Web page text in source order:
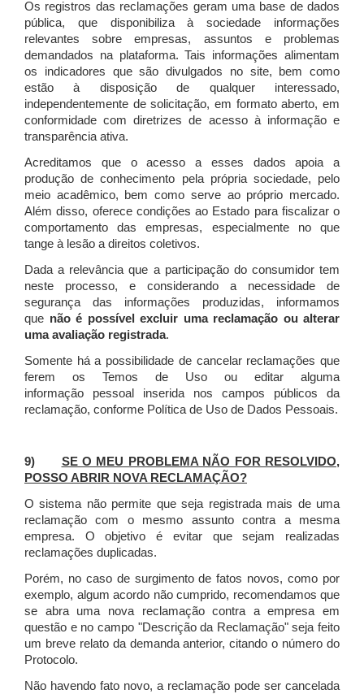
Os registros das reclamações geram uma base de dados
pública, que disponibiliza à sociedade informações
relevantes sobre empresas, assuntos e problemas
demandados na plataforma. Tais informações alimentam
os indicadores que são divulgados no site, bem como
estão à disposição de qualquer interessado,
independentemente de solicitação, em formato aberto, em
conformidade com diretrizes de acesso à informação e
transparência ativa.
Acreditamos que o acesso a esses dados apoia a
produção de conhecimento pela própria sociedade, pelo
meio acadêmico, bem como serve ao próprio mercado.
Além disso, oferece condições ao Estado para fiscalizar o
comportamento das empresas, especialmente no que
tange à lesão a direitos coletivos.
Dada a relevância que a participação do consumidor tem
neste processo, e considerando a necessidade de
segurança das informações produzidas, informamos
que não é possível excluir uma reclamação ou alterar
uma avaliação registrada.
Somente há a possibilidade de cancelar reclamações que
ferem os Temos de Uso ou editar alguma
informação pessoal inserida nos campos públicos da
reclamação, conforme Política de Uso de Dados Pessoais.
9) SE O MEU PROBLEMA NÃO FOR RESOLVIDO,
POSSO ABRIR NOVA RECLAMAÇÃO?
O sistema não permite que seja registrada mais de uma
reclamação com o mesmo assunto contra a mesma
empresa. O objetivo é evitar que sejam realizadas
reclamações duplicadas.
Porém, no caso de surgimento de fatos novos, como por
exemplo, algum acordo não cumprido, recomendamos que
se abra uma nova reclamação contra a empresa em
questão e no campo "Descrição da Reclamação" seja feito
um breve relato da demanda anterior, citando o número do
Protocolo.
Não havendo fato novo, a reclamação pode ser cancelada